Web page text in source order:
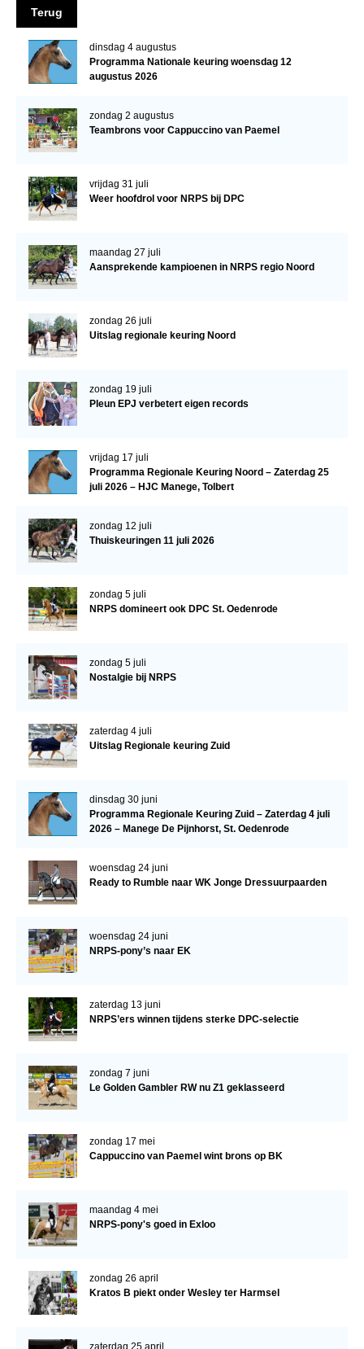
Informatie Hengstenkeuring
AANMELDEN HENGSTENKEURING ONDER HET
Verrichtingsonderzoek NRPS
Verrichtingsonderzoek 2023-2024
Verrichtingsonderzoek 2021-2022
Sport
Inloggen
CONTACT
REGIO'S
Regio Noord
Regio Midden
Regio West
Regio Zuid
Bestuur Regio Zuid
KALENDER
Evenementen
ACCOUNT AANMAKEN
Terug
dinsdag 4 augustus
Programma Nationale keuring woensdag 12
augustus 2026
zondag 2 augustus
Teambrons voor Cappuccino van Paemel
vrijdag 31 juli
Weer hoofdrol voor NRPS bij DPC
maandag 27 juli
Aansprekende kampioenen in NRPS regio Noord
zondag 26 juli
Uitslag regionale keuring Noord
zondag 19 juli
Pleun EPJ verbetert eigen records
vrijdag 17 juli
Programma Regionale Keuring Noord – Zaterdag 25
juli 2026 – HJC Manege, Tolbert
zondag 12 juli
Thuiskeuringen 11 juli 2026
zondag 5 juli
NRPS domineert ook DPC St. Oedenrode
zondag 5 juli
Nostalgie bij NRPS
zaterdag 4 juli
Uitslag Regionale keuring Zuid
dinsdag 30 juni
Programma Regionale Keuring Zuid – Zaterdag 4 juli
2026 – Manege De Pijnhorst, St. Oedenrode
woensdag 24 juni
Ready to Rumble naar WK Jonge Dressuurpaarden
woensdag 24 juni
NRPS-pony’s naar EK
zaterdag 13 juni
NRPS’ers winnen tijdens sterke DPC-selectie
zondag 7 juni
Le Golden Gambler RW nu Z1 geklasseerd
zondag 17 mei
Cappuccino van Paemel wint brons op BK
maandag 4 mei
NRPS-pony's goed in Exloo
zondag 26 april
Kratos B piekt onder Wesley ter Harmsel
zaterdag 25 april